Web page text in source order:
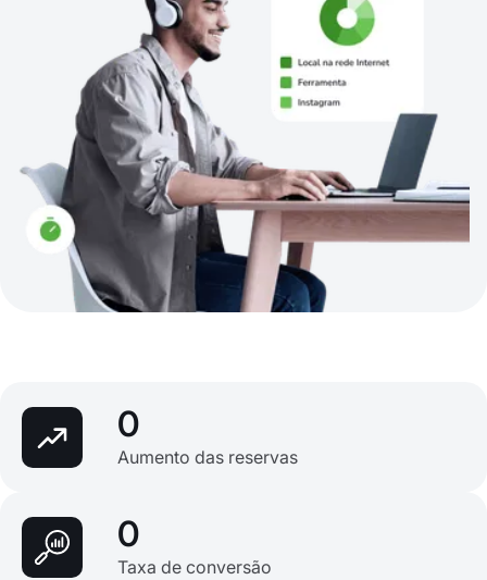
0
Aumento das reservas
0
Taxa de conversão